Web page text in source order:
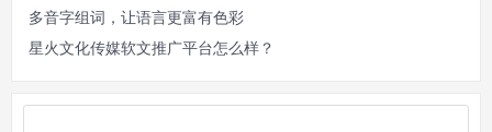
多音字组词，让语言更富有色彩
星火文化传媒软文推广平台怎么样？